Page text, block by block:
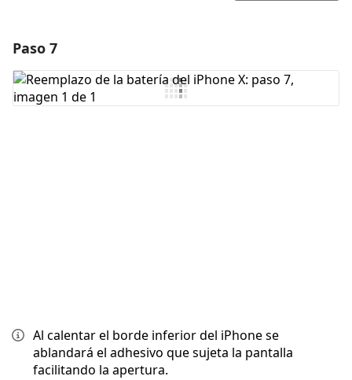
Agregar Comentario
Paso 7
Al calentar el borde inferior del iPhone se
ablandará el adhesivo que sujeta la pantalla
facilitando la apertura.